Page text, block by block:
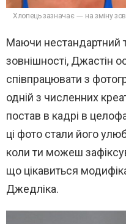
Хлопець зазначає — на зміну
Маючи нестандартний
зовнішності, Джастін
співпрацювати з
одній з численних
постав в кадрі в
ці фото стали його
коли ти можеш
що цікавиться
Джедліка.